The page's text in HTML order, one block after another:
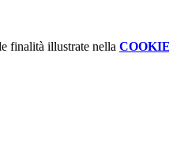
finalità illustrate nella